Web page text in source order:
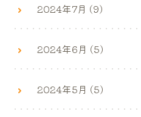
2024年7月 (9)
2024年6月 (5)
2024年5月 (5)